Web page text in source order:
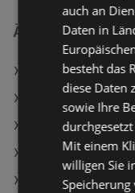
Ähnliche Händler
Lidl Angebote
MPREIS Angebote
ADEG Angebote
SPAR Angebote
HOFER Angebote
auch an
Daten in
besteht das
diese Daten
sowie Ihre
Mit einem
willigen Sie